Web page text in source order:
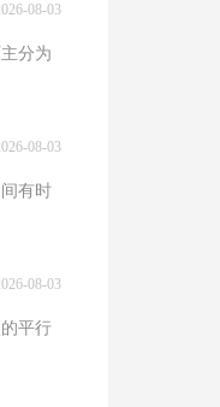
08-03
分为
08-03
有时
08-03
平行